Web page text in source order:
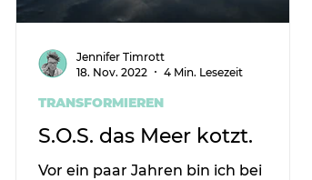
S.O.S. das Meer kotzt.
Vor ein paar Jahren bin ich bei
TRANSFORMIEREN
Jennifer Timrott
18. Nov. 2022
4 Min. Lesezeit